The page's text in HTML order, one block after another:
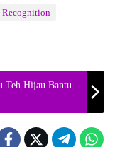
Recognition
Teh Hijau Bantu